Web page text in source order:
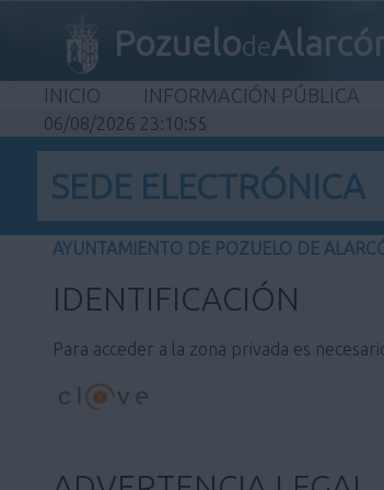
Pozuelode
INICIO INFORMACIÓN PÚBLICA
06/08/2026 23:10:55
SEDE ELECTRÓNICA
AYUNTAMIENTO DE POZUELO DE
IDENTIFICACIÓN
Para acceder a la zona privada es